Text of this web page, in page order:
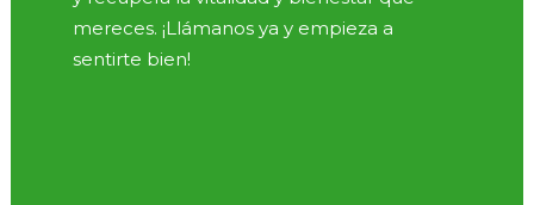
mereces. ¡Llámanos ya y empieza a
sentirte bien!